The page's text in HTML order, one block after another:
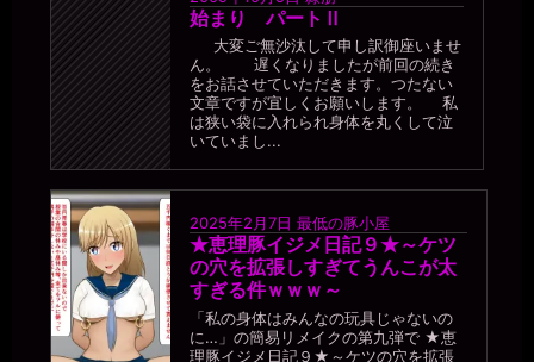
始まり パートⅡ
大変ご無沙汰して申し訳御座いませ
ん。 遅くなりましたが前回の続き
をお話させていただきます。つたない
文章ですが宜しくお願いします。 私
は狭い袋に入れられ身体を丸くして泣
いていまし...
2025年2月7日 最低の豚小屋
★恵理豚イジメ日記９★～ケツ
の穴を拡張しすぎてうんこが太
すぎる件ｗｗｗ～
「私の身体はみんなの玩具じゃないの
に…」の簡易リメイクの第九弾で ★恵
理豚イジメ日記９★～ケツの穴を拡張